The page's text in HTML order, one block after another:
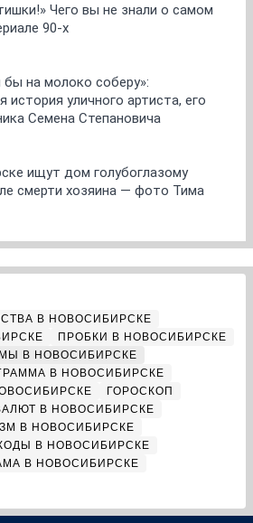
Чего вы не знали о самом
90-х
бы на молоко соберу»:
история уличного артиста, его
Семена Степановича
ищут дом голубоглазому
смерти хозяина — фото Тима
В НОВОСИБИРСКЕ
ПРОБКИ В НОВОСИБИРСКЕ
В НОВОСИБИРСКЕ
В НОВОСИБИРСКЕ
ГОРОСКОП
В НОВОСИБИРСКЕ
В НОВОСИБИРСКЕ
В НОВОСИБИРСКЕ
В НОВОСИБИРСКЕ